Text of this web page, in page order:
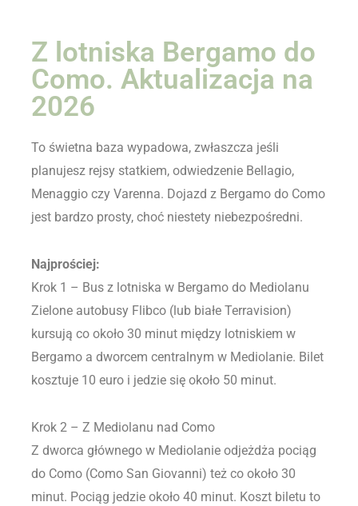
Z lotniska Bergamo do
Como. Aktualizacja na
2026
To świetna baza wypadowa, zwłaszcza jeśli
planujesz rejsy statkiem, odwiedzenie Bellagio,
Menaggio czy Varenna. Dojazd z Bergamo do Como
jest bardzo prosty, choć niestety niebezpośredni.
Najprościej:
Krok 1 – Bus z lotniska w Bergamo do Mediolanu
Zielone autobusy Flibco (lub białe Terravision)
kursują co około 30 minut między lotniskiem w
Bergamo a dworcem centralnym w Mediolanie. Bilet
kosztuje 10 euro i jedzie się około 50 minut.
Krok 2 – Z Mediolanu nad Como
Z dworca głównego w Mediolanie odjeżdża pociąg
do Como (Como San Giovanni) też co około 30
minut. Pociąg jedzie około 40 minut. Koszt biletu to